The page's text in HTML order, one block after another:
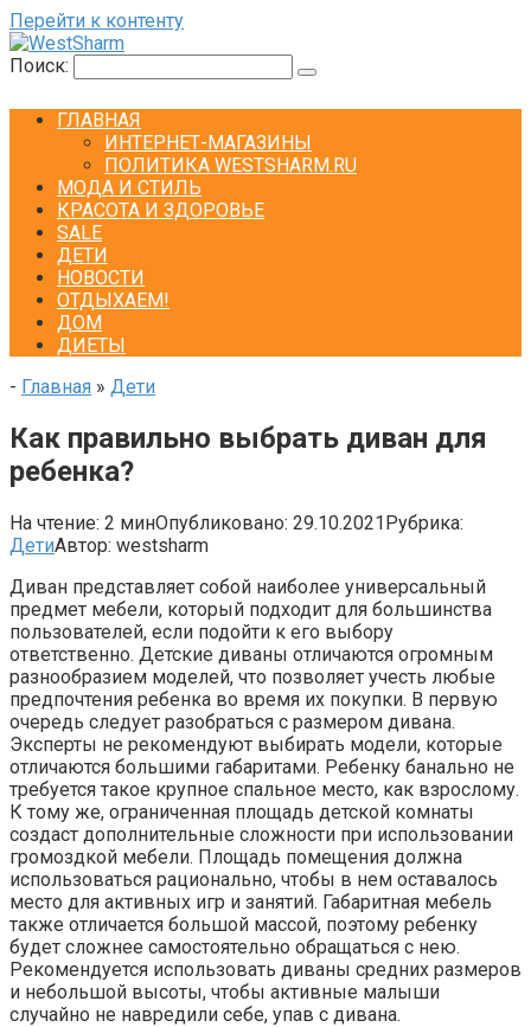
Перейти к контенту
Поиск:
ГЛАВНАЯ
ИНТЕРНЕТ-МАГАЗИНЫ
ПОЛИТИКА WESTSHARM.RU
МОДА И СТИЛЬ
КРАСОТА И ЗДОРОВЬЕ
SALE
ДЕТИ
НОВОСТИ
ОТДЫХАЕМ!
ДОМ
ДИЕТЫ
- Главная » Дети
Как правильно выбрать диван для
ребенка?
На чтение: 2 минОпубликовано: 29.10.2021Рубрика:
ДетиАвтор: westsharm
Диван представляет собой наиболее универсальный
предмет мебели, который подходит для большинства
пользователей, если подойти к его выбору
ответственно. Детские диваны отличаются огромным
разнообразием моделей, что позволяет учесть любые
предпочтения ребенка во время их покупки. В первую
очередь следует разобраться с размером дивана.
Эксперты не рекомендуют выбирать модели, которые
отличаются большими габаритами. Ребенку банально не
требуется такое крупное спальное место, как взрослому.
К тому же, ограниченная площадь детской комнаты
создаст дополнительные сложности при использовании
громоздкой мебели. Площадь помещения должна
использоваться рационально, чтобы в нем оставалось
место для активных игр и занятий. Габаритная мебель
также отличается большой массой, поэтому ребенку
будет сложнее самостоятельно обращаться с нею.
Рекомендуется использовать диваны средних размеров
и небольшой высоты, чтобы активные малыши
случайно не навредили себе, упав с дивана.